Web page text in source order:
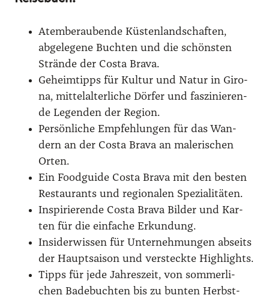
Atem­be­rau­ben­de Küs­ten­land­schaf­ten,
abge­le­ge­ne Buch­ten und die schöns­ten
Strän­de der Cos­ta Bra­va.
Geheim­tipps für Kul­tur und Natur in Giro­
na, mit­tel­al­ter­li­che Dör­fer und fas­zi­nie­ren­
de Legen­den der Regi­on.
Per­sön­li­che Emp­feh­lun­gen für das Wan­
dern an der Cos­ta Bra­va an male­ri­schen
Orten.
Ein Food­gui­de Cos­ta Bra­va mit den bes­ten
Restau­rants und regio­na­len Spe­zia­li­tä­ten.
Inspi­rie­ren­de Cos­ta Bra­va Bil­der und Kar­
ten für die ein­fa­che Erkun­dung.
Insi­der­wis­sen für Unter­neh­mun­gen abseits
der Haupt­sai­son und ver­steck­te High­lights.
Tipps für jede Jah­res­zeit, von som­mer­li­
chen Bade­buch­ten bis zu bun­ten Herbst­